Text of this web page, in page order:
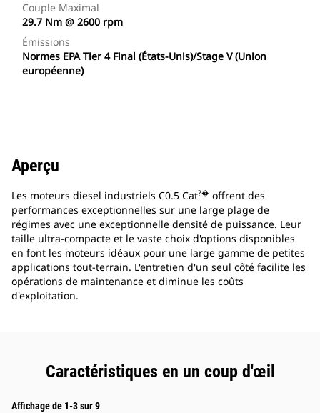
Couple Maximal
29.7 Nm @ 2600 rpm
Émissions
Normes EPA Tier 4 Final (États-Unis)/Stage V (Union
européenne)
Aperçu
Les moteurs diesel industriels C0.5 Cat?� offrent des
performances exceptionnelles sur une large plage de
régimes avec une exceptionnelle densité de puissance. Leur
taille ultra-compacte et le vaste choix d'options disponibles
en font les moteurs idéaux pour une large gamme de petites
applications tout-terrain. L'entretien d'un seul côté facilite les
opérations de maintenance et diminue les coûts
d'exploitation.
Caractéristiques en un coup d'œil
Affichage de 1-3 sur 9